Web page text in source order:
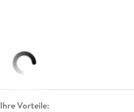
Ihre Vorteile: